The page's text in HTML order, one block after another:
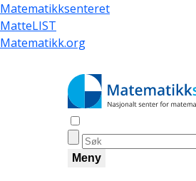
Hopp
til
hovedinnhold
Matematikksenteret
MatteLIST
Matematikk.org
Meny